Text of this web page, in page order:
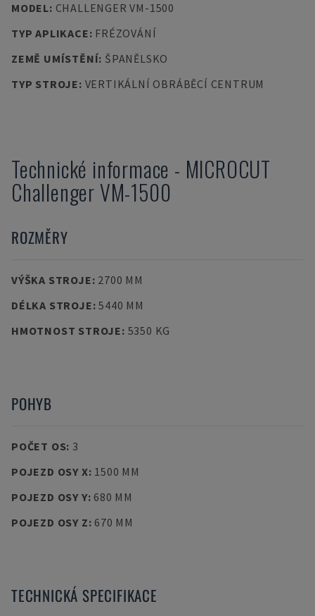
MODEL: CHALLENGER VM-1500
TYP APLIKACE: FRÉZOVÁNÍ
ZEMĚ UMÍSTĚNÍ: ŠPANĚLSKO
TYP STROJE: VERTIKÁLNÍ OBRÁBĚCÍ CENTRUM
Technické informace - MICROCUT
Challenger VM-1500
ROZMĚRY
VÝŠKA STROJE: 2700 MM
DÉLKA STROJE:5440 MM
HMOTNOST STROJE: 5350 KG
POHYB
POČET OS: 3
POJEZD OSY X: 1500 MM
POJEZD OSY Y: 680 MM
POJEZD OSY Z: 670 MM
TECHNICKÁ SPECIFIKACE